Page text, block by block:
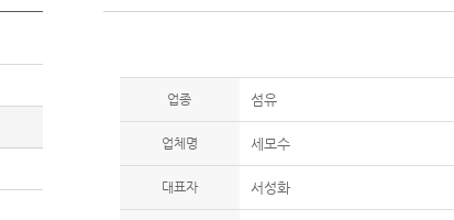
업종 섬유
업체명 세모수
대표자 서성화